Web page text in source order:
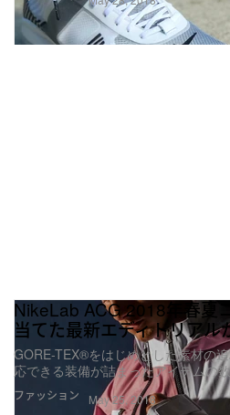
ファッション
NikeLab ACG 2018年春夏
当てた最新エディトリアル
GORE-TEX®をはじめとした素材の
応できる装備が詰まったアイテムの
May 25, 2018